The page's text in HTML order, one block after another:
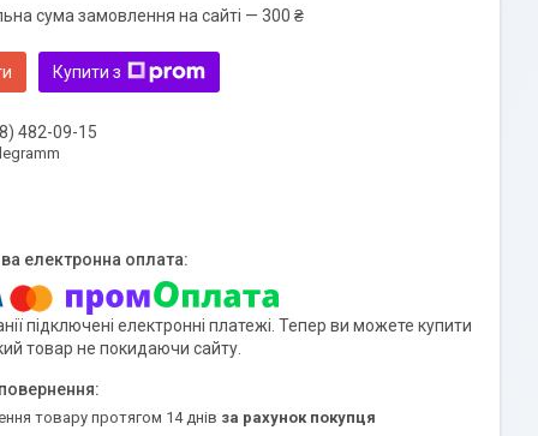
сума замовлення на сайті — 300 ₴
Купити з
482-09-15
підключені електронні платежі. Тепер ви можете купити
товар не покидаючи сайту.
товару протягом 14 днів за рахунок покупця